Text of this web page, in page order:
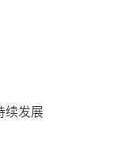
续发展